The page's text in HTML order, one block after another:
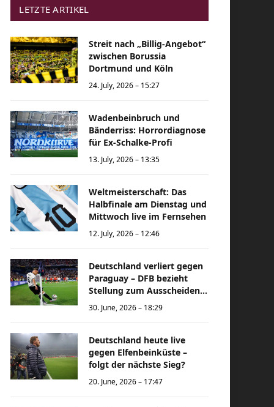
LETZTE ARTIKEL
Streit nach „Billig-Angebot“
zwischen Borussia
Dortmund und Köln
24. July, 2026 – 15:27
Wadenbeinbruch und
Bänderriss: Horrordiagnose
für Ex-Schalke-Profi
13. July, 2026 – 13:35
Weltmeisterschaft: Das
Halbfinale am Dienstag und
Mittwoch live im Fernsehen
12. July, 2026 – 12:46
Deutschland verliert gegen
Paraguay – DFB bezieht
Stellung zum Ausscheiden
bei der Weltmeisterschaft
30. June, 2026 – 18:29
Deutschland heute live
gegen Elfenbeinküste –
folgt der nächste Sieg?
20. June, 2026 – 17:47